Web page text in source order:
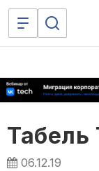
Табель
06.12.19